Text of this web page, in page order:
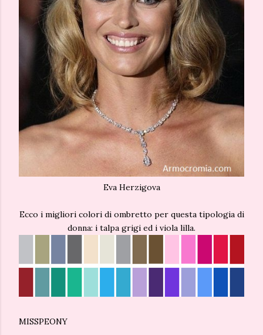
Eva Herzigova
Ecco i migliori colori di ombretto per questa tipologia di
donna: i talpa grigi ed i viola lilla.
MISSPEONY